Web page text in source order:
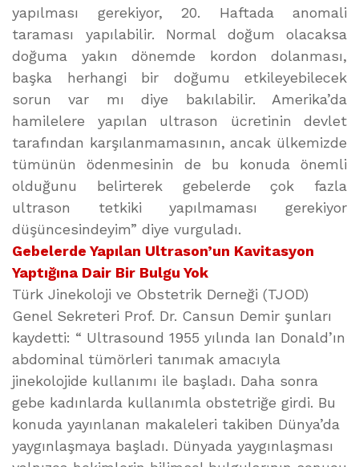
yapılması gerekiyor, 20. Haftada anomali
taraması yapılabilir. Normal doğum olacaksa
doğuma yakın dönemde kordon dolanması,
başka herhangi bir doğumu etkileyebilecek
sorun var mı diye bakılabilir. Amerika’da
hamilelere yapılan ultrason ücretinin devlet
tarafından karşılanmamasının, ancak ülkemizde
tümünün ödenmesinin de bu konuda önemli
olduğunu belirterek gebelerde çok fazla
ultrason tetkiki yapılmaması gerekiyor
düşüncesindeyim” diye vurguladı.
Gebelerde Yapılan Ultrason’un Kavitasyon
Yaptığına Dair Bir Bulgu Yok
Türk Jinekoloji ve Obstetrik Derneği (TJOD)
Genel Sekreteri Prof. Dr. Cansun Demir şunları
kaydetti: “ Ultrasound 1955 yılında Ian Donald’ın
abdominal tümörleri tanımak amacıyla
jinekolojide kullanımı ile başladı. Daha sonra
gebe kadınlarda kullanımla obstetriğe girdi. Bu
konuda yayınlanan makaleleri takiben Dünya’da
yaygınlaşmaya başladı. Dünyada yaygınlaşması